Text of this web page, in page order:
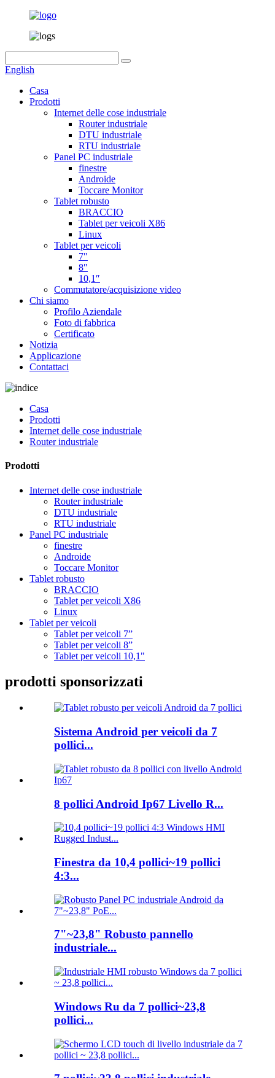
English
Casa
Prodotti
Internet delle cose industriale
Router industriale
DTU industriale
RTU industriale
Panel PC industriale
finestre
Androide
Toccare Monitor
Tablet robusto
BRACCIO
Tablet per veicoli X86
Linux
Tablet per veicoli
7″
8″
10,1″
Commutatore/acquisizione video
Chi siamo
Profilo Aziendale
Foto di fabbrica
Certificato
Notizia
Applicazione
Contattaci
Casa
Prodotti
Internet delle cose industriale
Router industriale
Prodotti
Internet delle cose industriale
Router industriale
DTU industriale
RTU industriale
Panel PC industriale
finestre
Androide
Toccare Monitor
Tablet robusto
BRACCIO
Tablet per veicoli X86
Linux
Tablet per veicoli
Tablet per veicoli 7”
Tablet per veicoli 8”
Tablet per veicoli 10,1"
prodotti sponsorizzati
Sistema Android per veicoli da 7
pollici...
8 pollici Android Ip67 Livello R...
Finestra da 10,4 pollici~19 pollici
4:3...
7"~23,8" Robusto pannello
industriale...
Windows Ru da 7 pollici~23,8
pollici...